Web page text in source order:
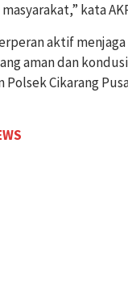
kata
aktif
aman dan
Cikarang